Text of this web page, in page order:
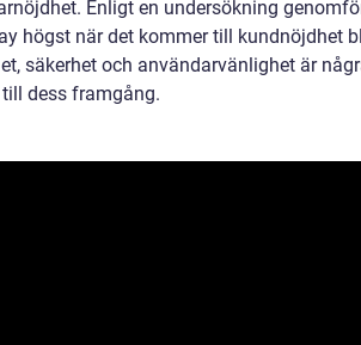
Enligt en undersökning
högst när det kommer till kundnöjdhet
säkerhet och användarvänlighet är
dess framgång.